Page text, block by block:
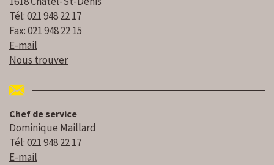
Tél: 021 948 22 17
Fax: 021 948 22 15
E-mail
Nous trouver
Chef de service
Dominique Maillard
Tél: 021 948 22 17
E-mail